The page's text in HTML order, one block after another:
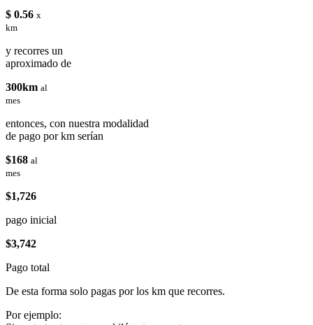
$ 0.56 x
km
y recorres un
aproximado de
300km al
mes
entonces, con nuestra modalidad
de pago por km serían
$168 al
mes
$1,726
pago inicial
$3,742
Pago total
De esta forma solo pagas por los km que recorres.
Por ejemplo: